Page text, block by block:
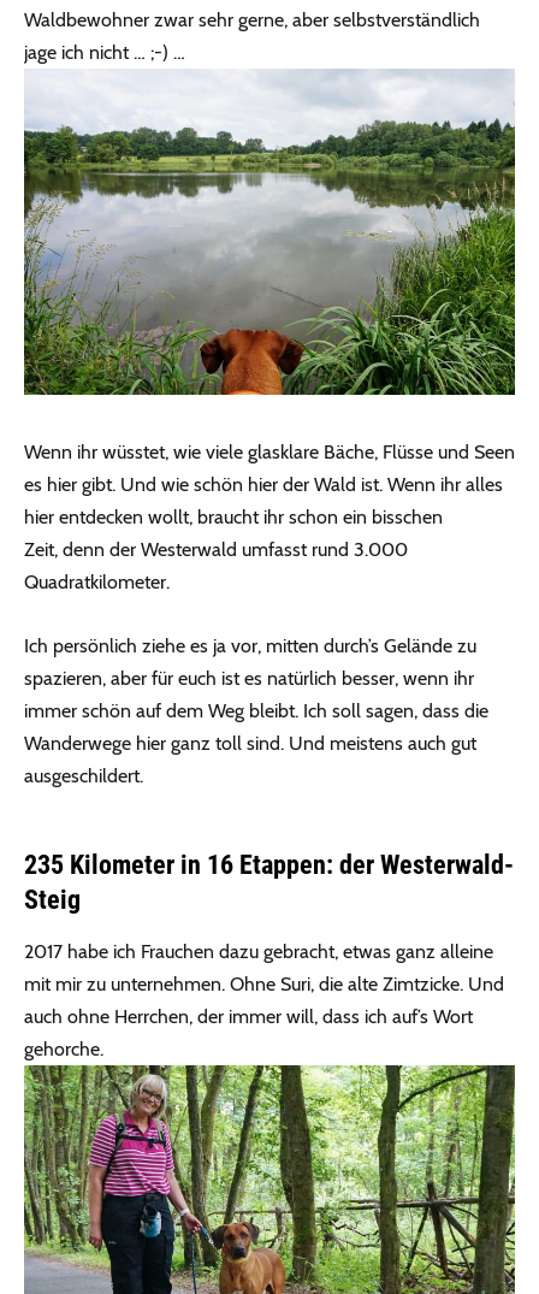
Waldbewohner zwar sehr gerne, aber selbstverständlich
jage ich nicht … ;-) …
Wenn ihr wüsstet, wie viele glasklare Bäche, Flüsse und Seen
es hier gibt. Und wie schön hier der Wald ist. Wenn ihr alles
hier entdecken wollt, braucht ihr schon ein bisschen
Zeit, denn der Westerwald umfasst rund 3.000
Quadratkilometer.
Ich persönlich ziehe es ja vor, mitten durch’s Gelände zu
spazieren, aber für euch ist es natürlich besser, wenn ihr
immer schön auf dem Weg bleibt. Ich soll sagen, dass die
Wanderwege hier ganz toll sind. Und meistens auch gut
ausgeschildert.
235 Kilometer in 16 Etappen: der Westerwald-
Steig
2017 habe ich Frauchen dazu gebracht, etwas ganz alleine
mit mir zu unternehmen. Ohne Suri, die alte Zimtzicke. Und
auch ohne Herrchen, der immer will, dass ich auf’s Wort
gehorche.